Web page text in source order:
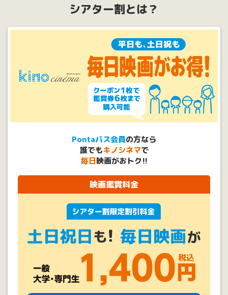
シアター割とは？
Pontaパス会員の方なら
誰でもキノシネマで
毎日映画がおトク!!
映画鑑賞料金